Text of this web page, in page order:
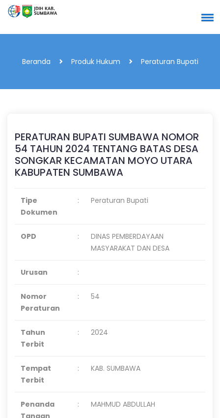
Beranda Produk Hukum Peraturan Bupati
PERATURAN BUPATI SUMBAWA NOMOR
54 TAHUN 2024 TENTANG BATAS DESA
SONGKAR KECAMATAN MOYO UTARA
KABUPATEN SUMBAWA
Tipe
Dokumen
: Peraturan Bupati
OPD :
DINAS PEMBERDAYAAN
MASYARAKAT DAN DESA
Urusan :
Nomor
Peraturan
: 54
Tahun
Terbit
: 2024
Tempat
Terbit
: KAB. SUMBAWA
Penanda
Tangan
: MAHMUD ABDULLAH